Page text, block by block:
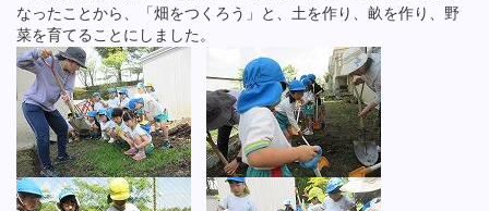
なったことから、「畑をつくろう」と、土を作り、畝を作り、野
菜を育てることにしました。